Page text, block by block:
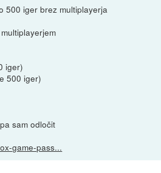
500 iger brez multiplayerja
iger)
500 iger)
sam odločit
game-pass...